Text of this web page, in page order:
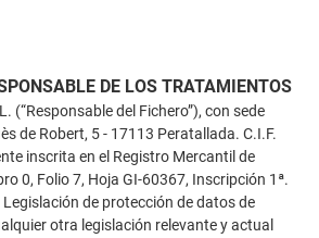
DE LOS TRATAMIENTOS
(“Responsable del Fichero”), con sede
de Robert, 5 - 17113 Peratallada. C.I.F.
inscrita en el Registro Mercantil de
0, Folio 7, Hoja GI-60367, Inscripción 1ª.
de protección de datos de
otra legislación relevante y actual